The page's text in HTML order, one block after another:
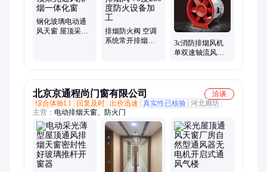
钢化玻璃电动通
风天窗 屋顶采光
排烟防火阀 空调
系统常开排烟阀
3c消防排烟风机
单双速轴流风机
北京京通程尚门窗有限公司
洽谈
综合体验L1
回复及时 出价迅速 真实性已核验 河北廊坊
主营： 电动排烟天窗、防火门